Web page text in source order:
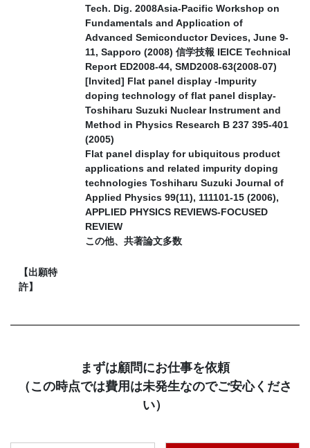
Tech. Dig. 2008Asia-Pacific Workshop on
Fundamentals and Application of
Advanced Semiconductor Devices, June 9-
11, Sapporo (2008) 信学技報 IEICE Technical
Report ED2008-44, SMD2008-63(2008-07)
[Invited] Flat panel display -Impurity
doping technology of flat panel display-
Toshiharu Suzuki Nuclear Instrument and
Method in Physics Research B 237 395-401
(2005)
Flat panel display for ubiquitous product
applications and related impurity doping
technologies Toshiharu Suzuki Journal of
Applied Physics 99(11), 111101-15 (2006),
APPLIED PHYSICS REVIEWS-FOCUSED
REVIEW
この他、共著論文多数
【出願特
許】
まずは顧問にお仕事を依頼
（この時点では費用は未発生なのでご安心くださ
い）